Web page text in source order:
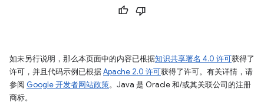
如未另行说明，那么本页面中的内容已根据知识共享署名 4.0 许可获得了
许可，并且代码示例已根据Apache 2.0 许可获得了许可。有关详情，请
参阅 Google 开发者网站政策。Java 是 Oracle 和/或其关联公司的注册
商标。